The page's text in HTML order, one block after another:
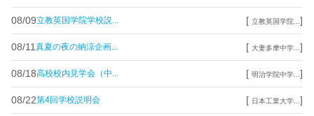
08/09立教英国学院学校説... [ 立教英国学院... ]
08/11 真夏の夜の納涼企画... [ 大妻多摩中学... ]
08/18高校校内見学会（中... [ 明治学院中学... ]
08/22第4回学校説明会 [ 日本工業大学... ]